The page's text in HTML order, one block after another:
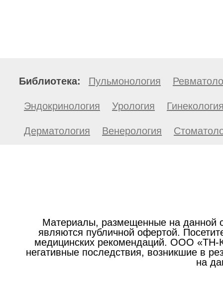
Библиотека: Пульмонология
Эндокринология Урология
Дерматология Венерология
Материалы, размещенные на данной
являются публичной офертой.
медицинских рекомендаций. ООО «ТН-
негативные последствия, возникшие в
на